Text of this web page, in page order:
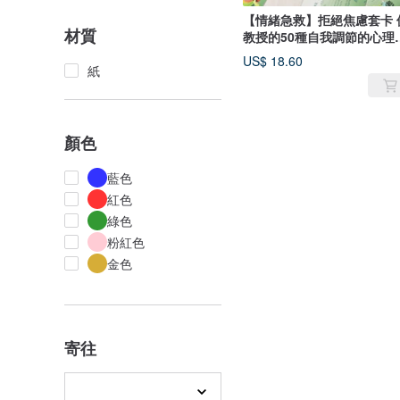
材質
紙
顏色
藍色
紅色
綠色
粉紅色
金色
寄往
【情緒急救】拒絕焦慮套卡
教授的50種自我調節的心理
習
US$ 18.60